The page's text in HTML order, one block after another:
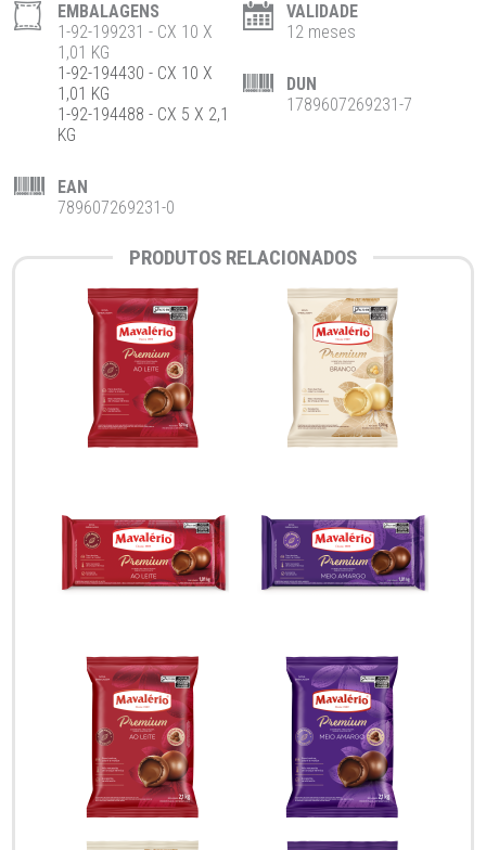
EMBALAGENS
1-92-199231 - CX 10 X
1,01 KG
1-92-194430 - CX 10 X
1,01 KG
1-92-194488 - CX 5 X 2,1
KG
EAN
789607269231-0
VALIDADE
12 meses
DUN
1789607269231-7
PRODUTOS RELACIONADOS